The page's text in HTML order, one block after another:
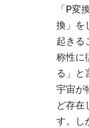
「P変
換」を
起きる
称性に
る」と
宇宙が
ど存在
す。し